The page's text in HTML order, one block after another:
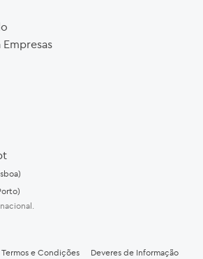
Termos e Condições
Deveres de Informação